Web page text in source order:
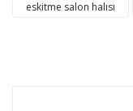
eskitme salon halısı